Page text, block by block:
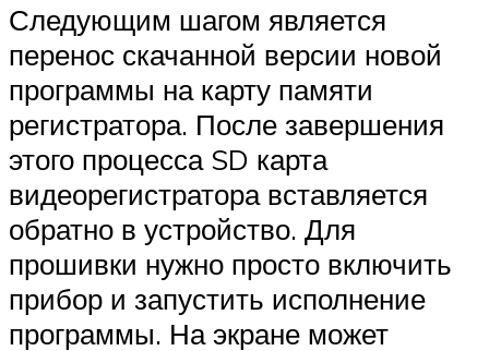
Следующим шагом является
перенос скачанной версии новой
программы на карту памяти
регистратора. После завершения
этого процесса SD карта
видеорегистратора вставляется
обратно в устройство. Для
прошивки нужно просто включить
прибор и запустить исполнение
программы. На экране может